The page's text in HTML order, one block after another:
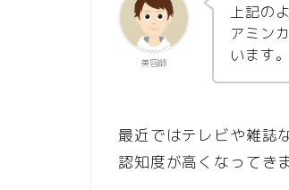
美容師
上記の
アミン
います。
最近ではテレビや雑誌
認知度が高くなってき